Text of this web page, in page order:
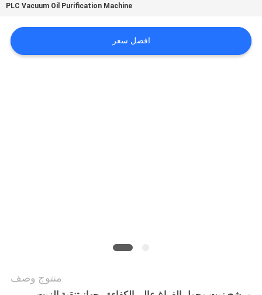
اطلب
اقتباس
PLC Vacuum Oil Purification Machine
افضل سعر
منتوج وصف